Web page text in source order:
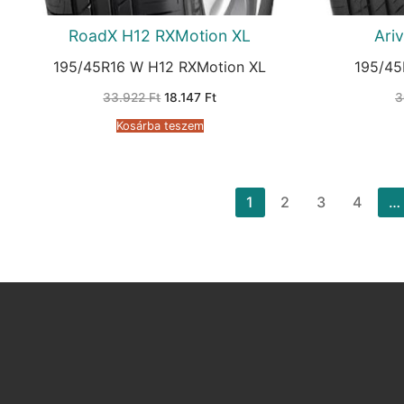
RoadX H12 RXMotion XL
195/45R16 W H12 RXMotion XL
33.922Ft Original
was:
33.922 Ft.
18.147 FtCurrent
Kosárba teszem
195/
1 2 3 4 …